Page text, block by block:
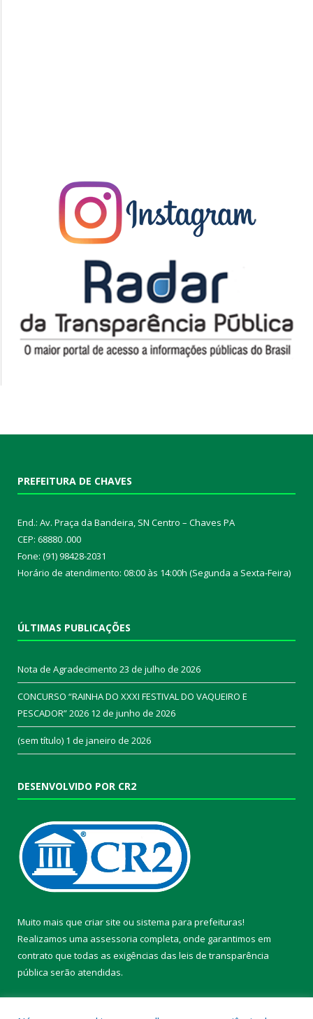
PREFEITURA DE CHAVES
End.: Av. Praça da Bandeira, SN Centro – Chaves PA
CEP: 68880 .000
Fone: (91) 98428-2031
Horário de atendimento: 08:00 às 14:00h (Segunda a Sexta-Feira)
ÚLTIMAS PUBLICAÇÕES
Nota de Agradecimento 23 de julho de 2026
CONCURSO “RAINHA DO XXXI FESTIVAL DO VAQUEIRO E
PESCADOR” 2026 12 de junho de 2026
(sem título) 1 de janeiro de 2026
DESENVOLVIDO POR CR2
Muito mais que criar site ou sistema para prefeituras!
Realizamos uma assessoria completa, onde garantimos em
contrato que todas as exigências das leis de transparência
pública serão atendidas.